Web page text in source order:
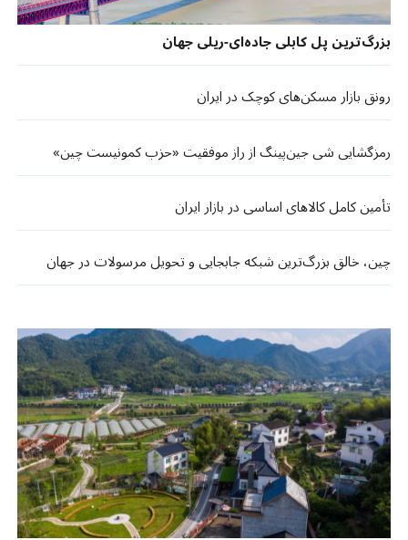
بزرگ‌ترین پل کابلی جاده‌ای-ریلی جهان
رونق بازار مسکن‌های کوچک در ایران
رمزگشایی شی جین‌پینگ از راز موفقیت «حزب کمونیست چین»
تأمین کامل کالاهای اساسی در بازار ایران
چین، خالق بزرگ‌ترین شبکه جابجایی و تحویل مرسولات در جهان